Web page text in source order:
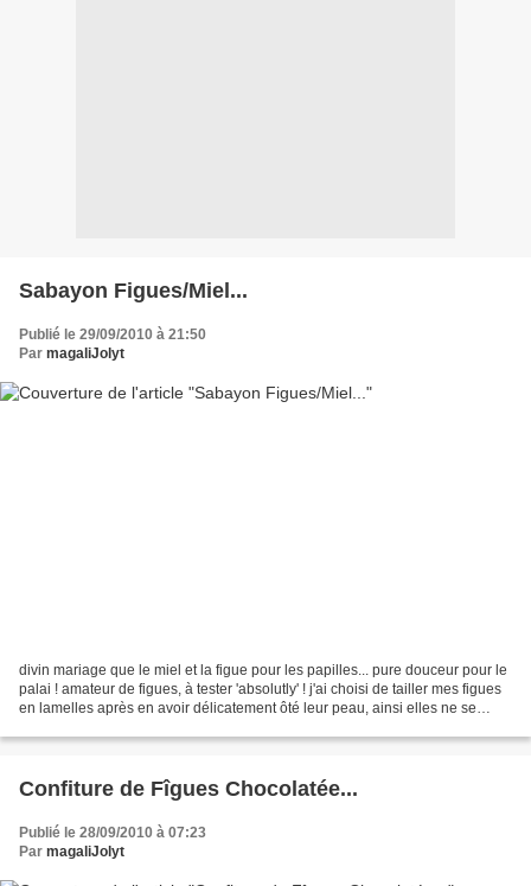
Sabayon Figues/Miel...
Publié le 29/09/2010 à 21:50
Par magaliJolyt
divin mariage que le miel et la figue pour les papilles... pure douceur pour le
palai ! amateur de figues, à tester 'absolutly' ! j'ai choisi de tailler mes figues
en lamelles après en avoir délicatement ôté leur peau, ainsi elles ne se
Confiture de Fîgues Chocolatée...
Publié le 28/09/2010 à 07:23
Par magaliJolyt